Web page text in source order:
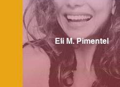
Eli M. Pimentel